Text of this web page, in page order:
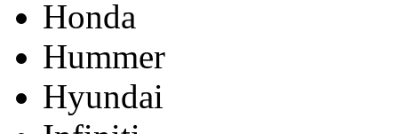
Honda
Hummer
Hyundai